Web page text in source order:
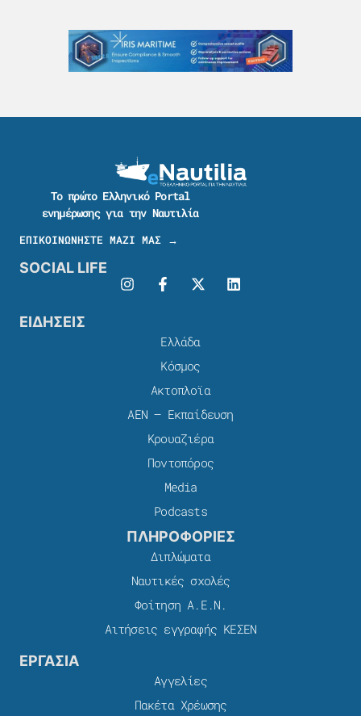
Το πρώτο Ελληνικό Portal
ενημέρωσης για την Ναυτιλία
ΕΠΙΚΟΙΝΩΝΗΣΤΕ ΜΑΖΙ ΜΑΣ →
SOCIAL LIFE
ΕΙΔΗΣΕΙΣ
Ελλάδα
Κόσμος
Ακτοπλοϊα
ΑΕΝ – Εκπαίδευση
Κρουαζιέρα
Ποντοπόρος
Media
Podcasts
ΠΛΗΡΟΦΟΡΙΕΣ
Διπλώματα
Ναυτικές σχολές
Φοίτηση Α.Ε.Ν.
Αιτήσεις εγγραφής ΚΕΣΕΝ
ΕΡΓΑΣΙΑ
Αγγελίες
Πακέτα Χρέωσης​